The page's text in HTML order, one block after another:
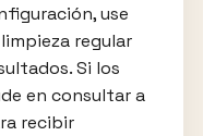
use
regular
Si los
en consultar a
recibir